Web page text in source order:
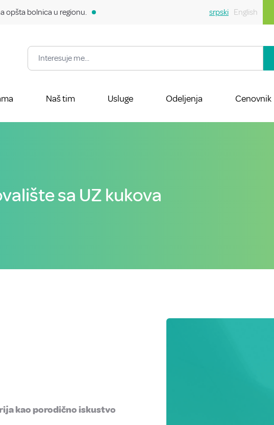
opšta bolnica u regionu. srpski English
Naš tim Usluge Odeljenja Cenovnik
sa UZ kukova
kao porodično iskustvo